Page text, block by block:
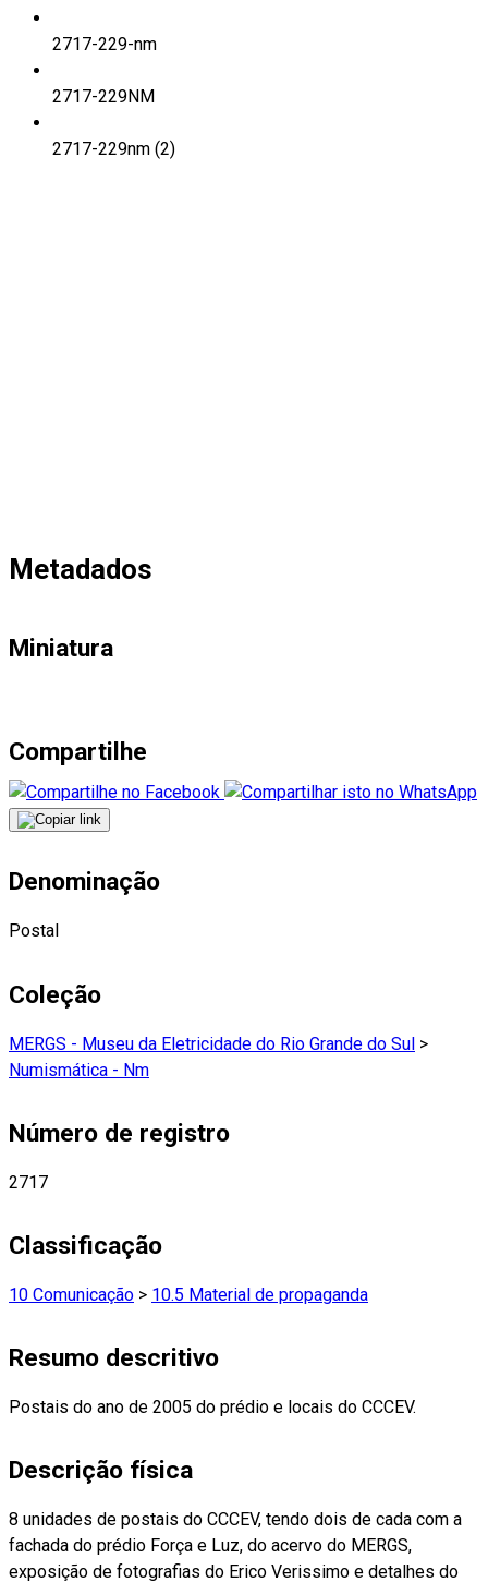
2717-229-nm
2717-229NM
2717-229nm (2)
Metadados
Miniatura
Compartilhe
Denominação
Postal
Coleção
MERGS - Museu da Eletricidade do Rio Grande do Sul >
Numismática - Nm
Número de registro
2717
Classificação
10 Comunicação > 10.5 Material de propaganda
Resumo descritivo
Postais do ano de 2005 do prédio e locais do CCCEV.
Descrição física
8 unidades de postais do CCCEV, tendo dois de cada com a
fachada do prédio Força e Luz, do acervo do MERGS,
exposição de fotografias do Erico Verissimo e detalhes do